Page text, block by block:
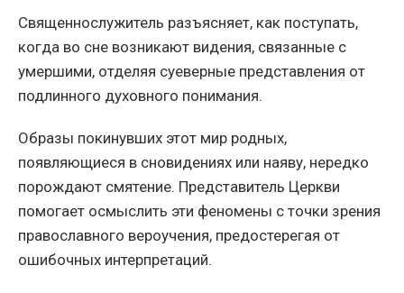
Священнослужитель разъясняет, как поступать,
когда во сне возникают видения, связанные с
умершими, отделяя суеверные представления от
подлинного духовного понимания.
Образы покинувших этот мир родных,
появляющиеся в сновидениях или наяву, нередко
порождают смятение. Представитель Церкви
помогает осмыслить эти феномены с точки зрения
православного вероучения, предостерегая от
ошибочных интерпретаций.